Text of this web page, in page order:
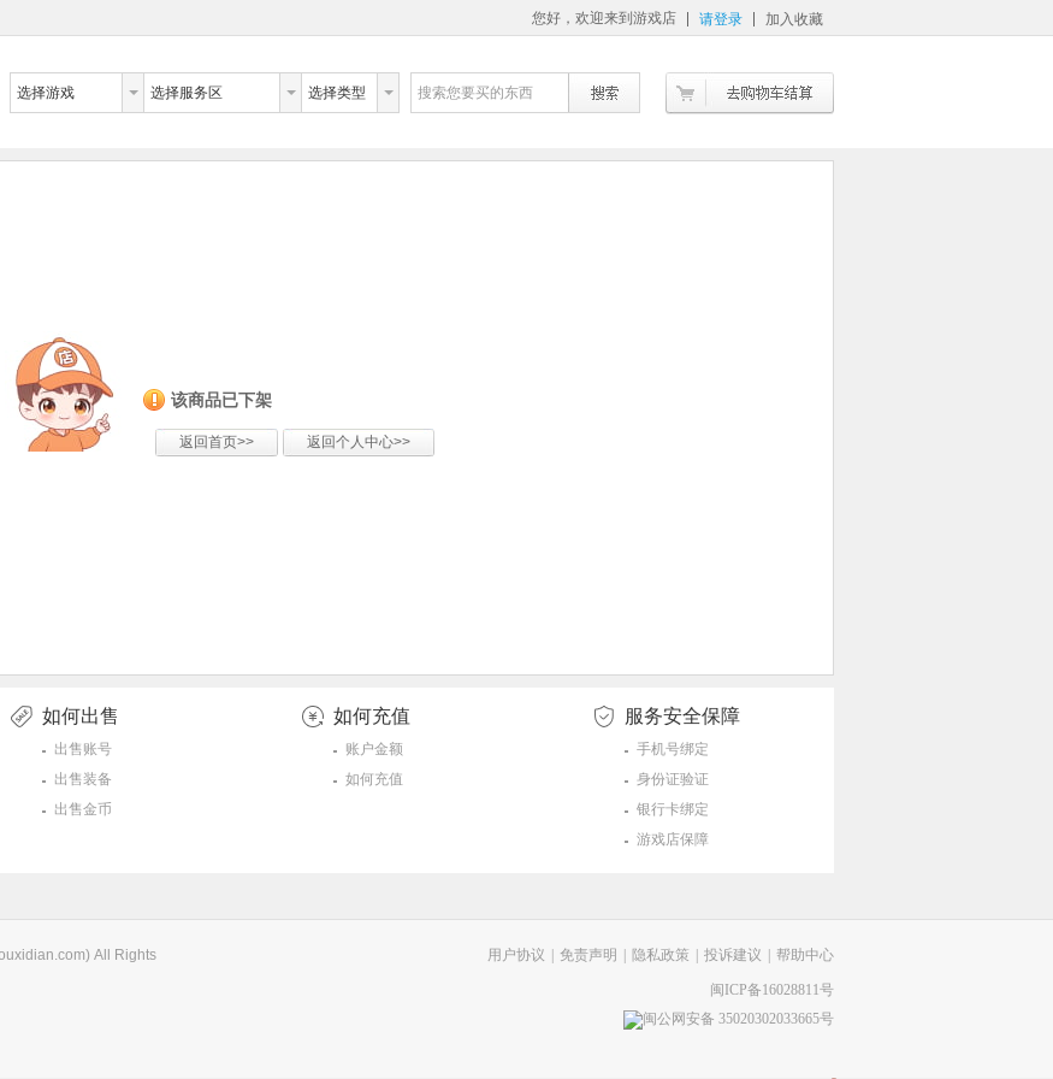
您好，欢迎来到游戏店 请登录 加入收藏
选择游戏 选择服务区 选择类型 搜索您要买的东西
该商品已下架
返回首页>> 返回个人中心>>
如何出售
出售账号
出售装备
出售金币
如何充值
账户金额
如何充值
服务安全保障
手机号绑定
身份证验证
银行卡绑定
游戏店保障
All Rights 帮助中心
投诉建议
隐私政策
免责声明
用户协议
闽ICP备16028811号
闽公网安备 35020302033665号